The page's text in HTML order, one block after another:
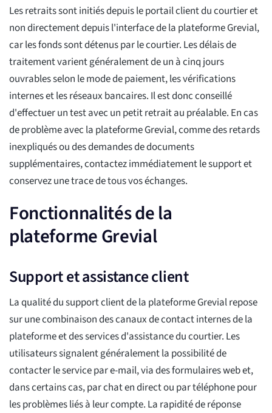
Les retraits sont initiés depuis le portail client du courtier et
non directement depuis l'interface de la plateforme Grevial,
car les fonds sont détenus par le courtier. Les délais de
traitement varient généralement de un à cinq jours
ouvrables selon le mode de paiement, les vérifications
internes et les réseaux bancaires. Il est donc conseillé
d'effectuer un test avec un petit retrait au préalable. En cas
de problème avec la plateforme Grevial, comme des retards
inexpliqués ou des demandes de documents
supplémentaires, contactez immédiatement le support et
conservez une trace de tous vos échanges.
Fonctionnalités de la
plateforme Grevial
Support et assistance client
La qualité du support client de la plateforme Grevial repose
sur une combinaison des canaux de contact internes de la
plateforme et des services d'assistance du courtier. Les
utilisateurs signalent généralement la possibilité de
contacter le service par e-mail, via des formulaires web et,
dans certains cas, par chat en direct ou par téléphone pour
les problèmes liés à leur compte. La rapidité de réponse